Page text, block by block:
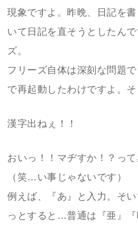
現象ですよ。昨晩、日記を
いて日記を直そうとしたん
ズ。
フリーズ自体は深刻な問題
で再起動したわけですよ。そ
漢字出ねぇ！！
おいっ！！マヂすか！？っ
（笑…い事じゃないです）
例えば、『あ』と入力。そ
っとすると…普通は『亜』